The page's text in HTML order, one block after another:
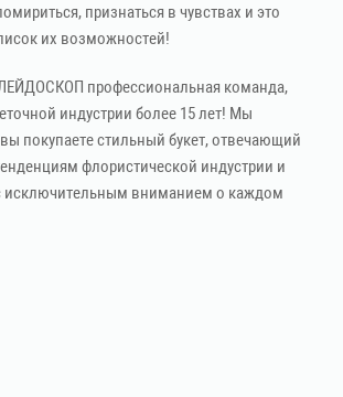
признаться в чувствах и это
их возможностей!
профессиональная команда,
индустрии более 15 лет! Мы
покупаете стильный букет, отвечающий
флористической индустрии и
исключительным вниманием о каждом